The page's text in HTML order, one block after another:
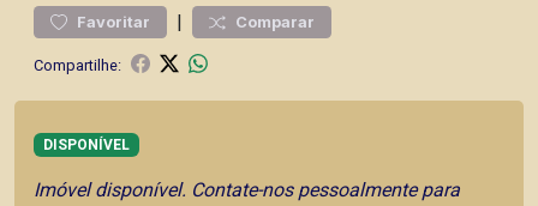
Favoritar | Comparar
Compartilhe:
DISPONÍVEL
Imóvel disponível. Contate-nos pessoalmente para